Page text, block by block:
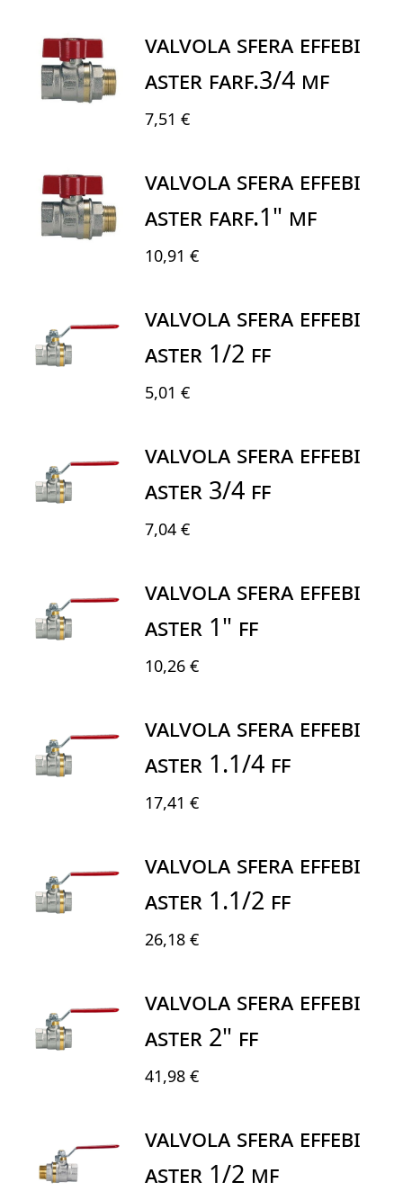
VALVOLA SFERA EFFEBI
ASTER FARF.3/4 MF
7,51 €
VALVOLA SFERA EFFEBI
ASTER FARF.1" MF
10,91 €
VALVOLA SFERA EFFEBI
ASTER 1/2 FF
5,01 €
VALVOLA SFERA EFFEBI
ASTER 3/4 FF
7,04 €
VALVOLA SFERA EFFEBI
ASTER 1" FF
10,26 €
VALVOLA SFERA EFFEBI
ASTER 1.1/4 FF
17,41 €
VALVOLA SFERA EFFEBI
ASTER 1.1/2 FF
26,18 €
VALVOLA SFERA EFFEBI
ASTER 2" FF
41,98 €
VALVOLA SFERA EFFEBI
ASTER 1/2 MF